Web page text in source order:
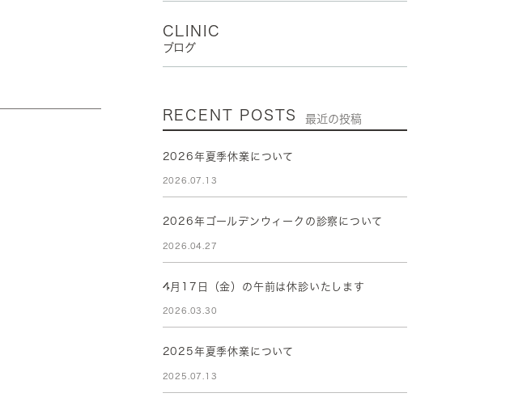
CLINIC
ブログ
RECENT POSTS 最近の投稿
2026年夏季休業について
2026.07.13
2026年ゴールデンウィークの診察について
2026.04.27
4月17日（金）の午前は休診いたします
2026.03.30
2025年夏季休業について
2025.07.13